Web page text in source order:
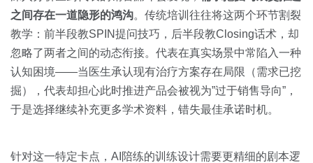
之间存在一道隐形的鸿沟。传统培训往往将这两个环节割裂
教学：前半段教SPIN提问技巧，后半段教Closing话术，却
忽略了两者之间的动态衔接。代表在真实场景中常陷入一种
认知困境——当医生承认现有治疗方案存在局限（需求已挖
掘），代表却担心此时推进产品会被视为”过于销售导向”，
于是选择继续补充更多学术资料，错失最佳承诺时机。
针对这一特定卡点，AI陪练的训练设计需要更精细的剧本逻